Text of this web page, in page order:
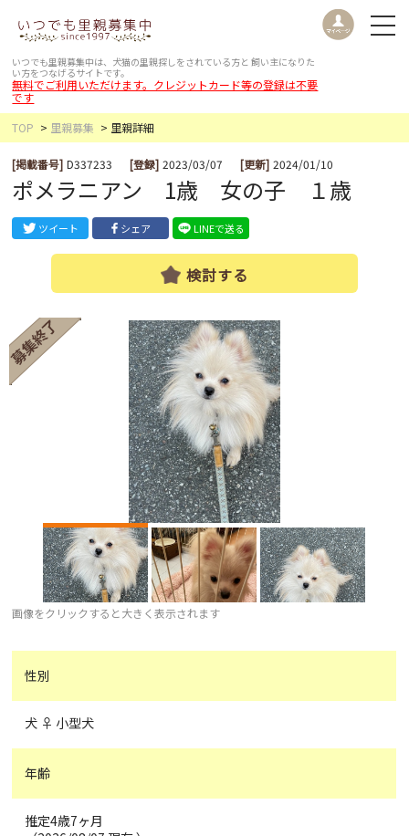
いつでも里親募集中は、犬猫の里親探しをされている方と 飼い主になりた
い方をつなげるサイトです。
無料でご利用いただけます。クレジットカード等の登録は不要
です
TOP
里親募集 里親詳細
[掲載番号] D337233 [登録] 2023/03/07 [更新] 2024/01/10
ポメラニアン 1歳 女の子 １歳
ツイート シェア LINEで送る
検討する
画像をクリックすると大きく表示されます
性別
犬 ♀ 小型犬
年齢
推定4歳7ヶ月